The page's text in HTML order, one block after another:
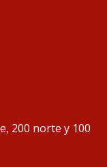
200 norte y 100